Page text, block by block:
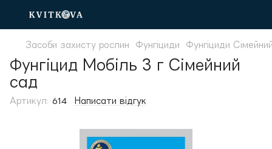
Засоби захисту рослин Фунгіциди Фунгіциди
Фунгіцид Мобіль 3 г Сімейний
сад
Артикул: 614 Написати відгук